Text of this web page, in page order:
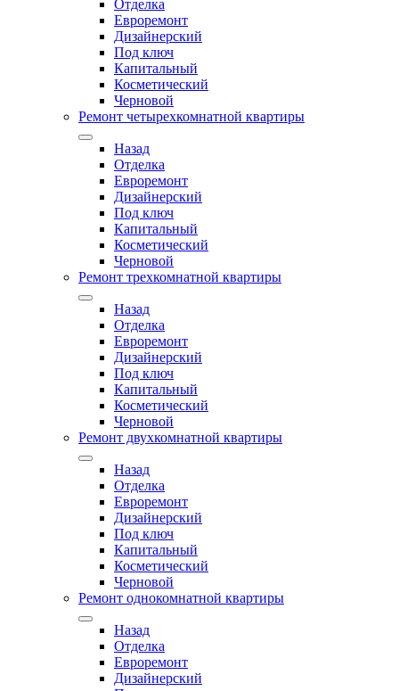
Отделка
Евроремонт
Дизайнерский
Под ключ
Капитальный
Косметический
Черновой
Ремонт четырехкомнатной квартиры
Назад
Отделка
Евроремонт
Дизайнерский
Под ключ
Капитальный
Косметический
Черновой
Ремонт трехкомнатной квартиры
Назад
Отделка
Евроремонт
Дизайнерский
Под ключ
Капитальный
Косметический
Черновой
Ремонт двухкомнатной квартиры
Назад
Отделка
Евроремонт
Дизайнерский
Под ключ
Капитальный
Косметический
Черновой
Ремонт однокомнатной квартиры
Назад
Отделка
Евроремонт
Дизайнерский